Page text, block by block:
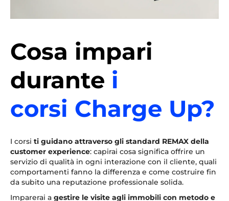
Cosa impari
durante i
corsi Charge Up?
I corsi ti guidano attraverso gli standard REMAX della
customer experience: capirai cosa significa offrire un
servizio di qualità in ogni interazione con il cliente, quali
comportamenti fanno la differenza e come costruire fin
da subito una reputazione professionale solida.
Imparerai a gestire le visite agli immobili con metodo e